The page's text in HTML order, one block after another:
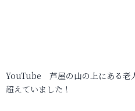
YouTube 芦屋の山の上にある老
超えていました！